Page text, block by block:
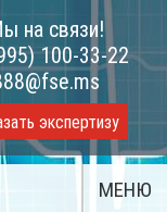
на связи!
100-33-22
экспертизу
МЕНЮ